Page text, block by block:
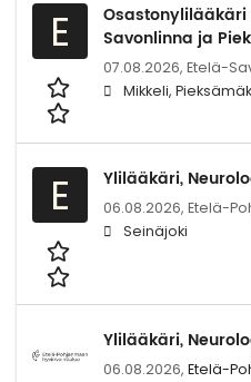
E
Savonlinna ja
07.08.2026, Etelä-
Mikkeli,
E Ylilääkäri,
06.08.2026, Etelä-
Seinäjoki
Ylilääkäri,
06.08.2026, Etelä-